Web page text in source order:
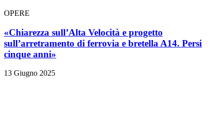
OPERE
«Chiarezza sull’Alta Velocità e progetto
sull’arretramento di ferrovia e bretella A14. Persi
cinque anni»
13 Giugno 2025